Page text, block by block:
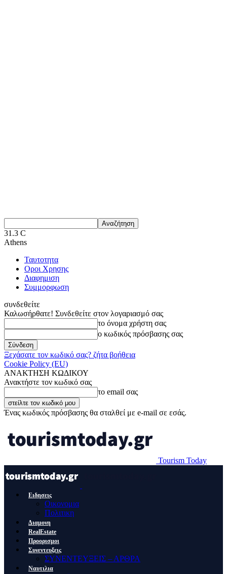
31.3 C
Athens
Ταυτοτητα
Οροι Χρησης
Διαφημιση
Συμμορφωση
συνδεθείτε
Καλωσήρθατε! Συνδεθείτε στον λογαριασμό σας
το όνομα χρήστη σας
ο κωδικός πρόσβασης σας
Ξεχάσατε τον κωδικό σας? ζήτα βοήθεια
Cookie Policy (EU)
ΑΝΑΚΤΗΣΗ ΚΩΔΙΚΟΥ
Ανακτήστε τον κωδικό σας
το email σας
Ένας κωδικός πρόσβασης θα σταλθεί με e-mail σε εσάς.
Tourism Today
Ειδησεις
Οικονομια
Πολιτικη
Διαμονη
RealEstate
Προορισμοι
Συνεντευξεις
ΣΥΝΕΝΤΕΥΞΕΙΣ – ΑΡΘΡΑ
Ναυτιλια